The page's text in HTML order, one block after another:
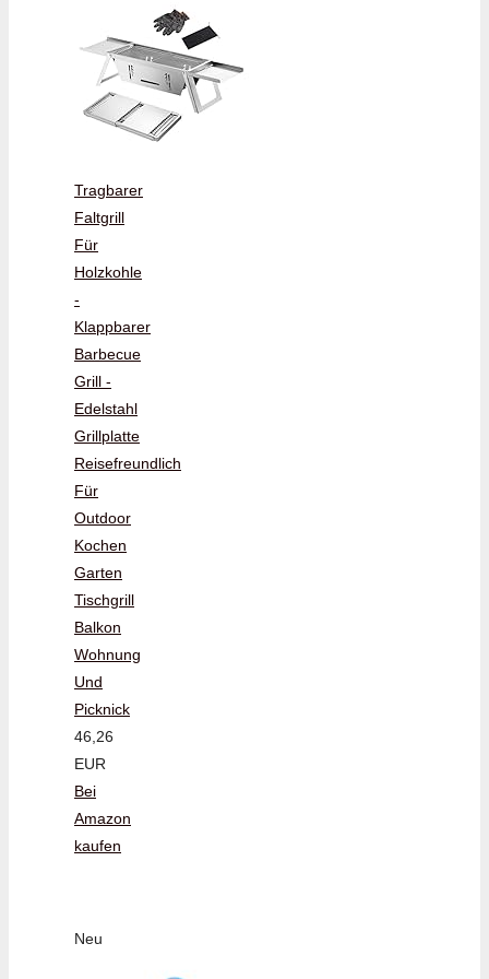
Tragbarer
Faltgrill
Für
Holzkohle
-
Klappbarer
Barbecue
Grill -
Edelstahl
Grillplatte
Reisefreundlich
Für
Outdoor
Kochen
Garten
Tischgrill
Balkon
Wohnung
Und
Picknick
46,26
EUR
Bei
Amazon
kaufen
Neu